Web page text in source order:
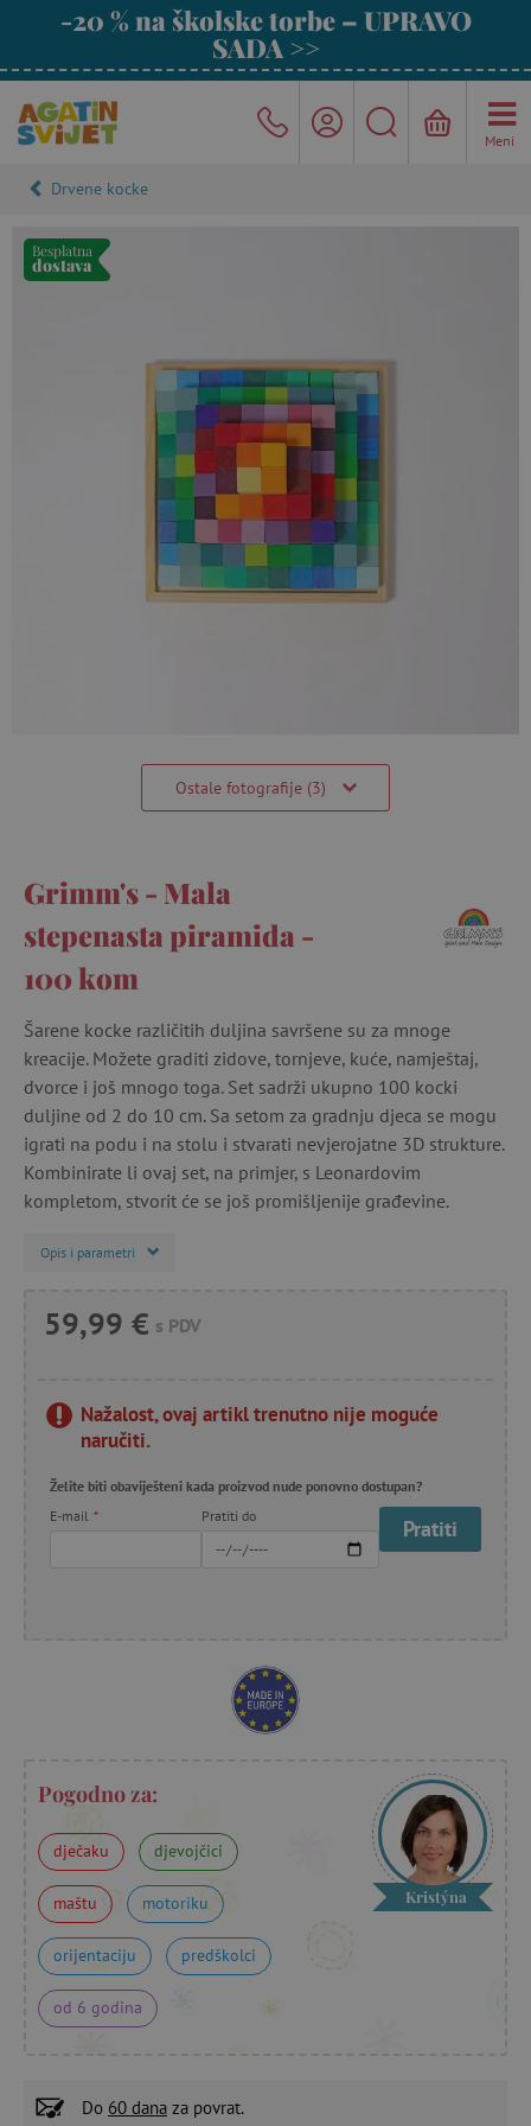
-20 % na školske torbe – UPRAVO
SADA >>
Meni
Drvene kocke
Besplatna
dostava
Ostale fotografije (3)
Grimm's - Mala
stepenasta piramida -
100 kom
Šarene kocke različitih duljina savršene su za mnoge
kreacije. Možete graditi zidove, tornjeve, kuće, namještaj,
dvorce i još mnogo toga. Set sadrži ukupno 100 kocki
duljine od 2 do 10 cm. Sa setom za gradnju djeca se mogu
igrati na podu i na stolu i stvarati nevjerojatne 3D strukture.
Kombinirate li ovaj set, na primjer, s Leonardovim
kompletom, stvorit će se još promišljenije građevine.
Opis i parametri
59,99 € s PDV
Nažalost, ovaj artikl trenutno nije moguće
naručiti.
Želite biti obaviješteni kada proizvod nude ponovno dostupan?
E-mail * Pratiti do Pratiti
Pogodno za:
dječaku djevojčici
maštu motoriku
orijentaciju predškolci
od 6 godina
Kristýna
Do 60 dana za povrat.